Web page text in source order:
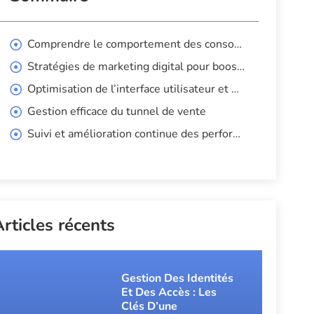
Comprendre le comportement des consommateurs en ligne
Stratégies de marketing digital pour booster les ventes
Optimisation de l’interface utilisateur et de l’expérience utilisateur (UI/UX)
Gestion efficace du tunnel de vente
Suivi et amélioration continue des performances
récents
Gestion Des Identités
Et Des Accès : Les
Clés D’une